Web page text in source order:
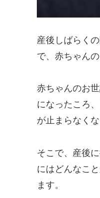
産後しばらく
で、赤ちゃん
赤ちゃんのお
になったころ
が止まらなく
そこで、産後
にはどんなこ
ます。